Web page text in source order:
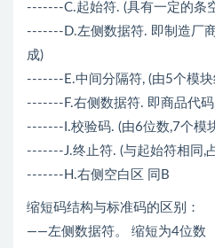
-------C.起始符. (具有一定的条
-------D.左侧数据符. 即制造厂
成)
-------E.中间分隔符, (由5个模块
-------F.右侧数据符. 即商品代
-------I.校验码. (由6位数,7个模
-------J.终止符. (与起始符相同,
-------H.右侧空白区 同B
缩短码结构与标准码的区别：
——左侧数据符。 缩短为4位数